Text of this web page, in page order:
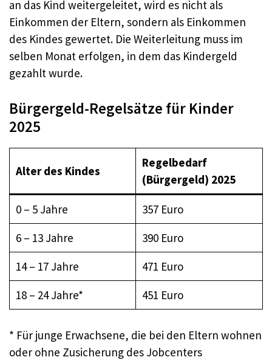
an das Kind weitergeleitet, wird es nicht als
Einkommen der Eltern, sondern als Einkommen
des Kindes gewertet. Die Weiterleitung muss im
selben Monat erfolgen, in dem das Kindergeld
gezahlt wurde.
Bürgergeld-Regelsätze für Kinder
2025
Alter des Kindes
Regelbedarf
(Bürgergeld) 2025
0 – 5 Jahre
357 Euro
6 – 13 Jahre
390 Euro
14 – 17 Jahre
471 Euro
18 – 24 Jahre*
451 Euro
* Für junge Erwachsene, die bei den Eltern wohnen
oder ohne Zusicherung des Jobcenters